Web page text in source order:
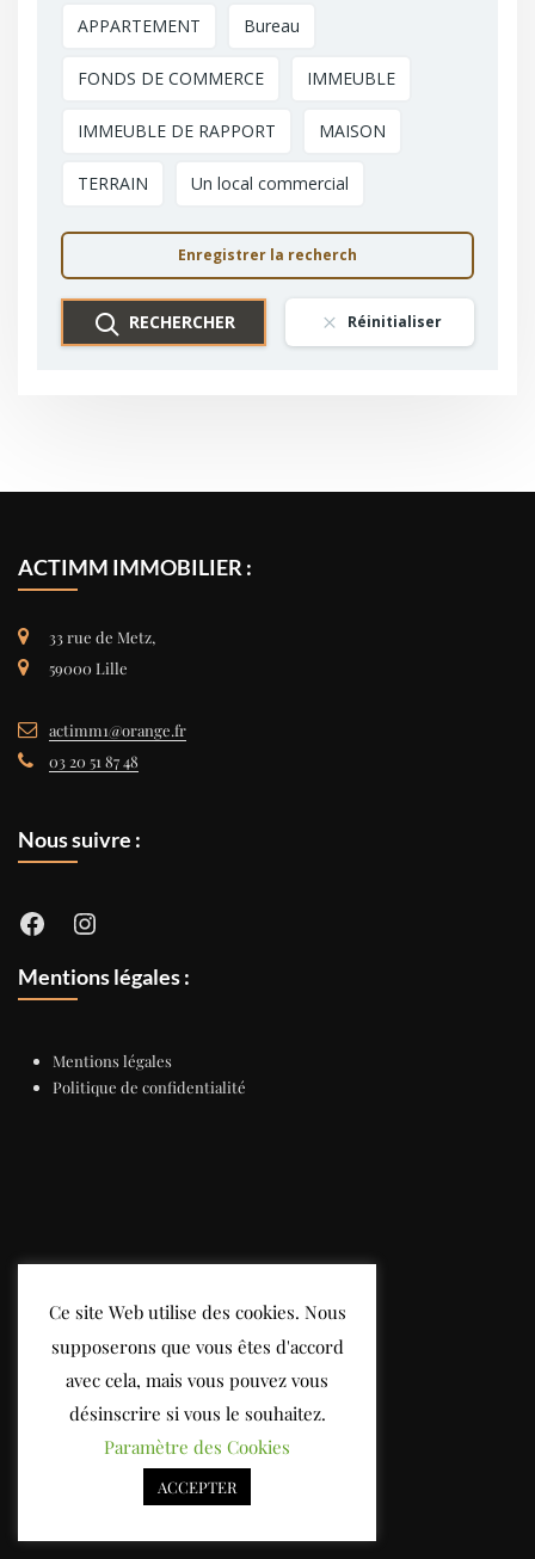
APPARTEMENT Bureau
FONDS DE COMMERCE IMMEUBLE
IMMEUBLE DE RAPPORT MAISON
TERRAIN Un local commercial
Enregistrer la recherch
RECHERCHER Réinitialiser
ACTIMM IMMOBILIER :
33 rue de Metz,
59000 Lille
actimm1@orange.fr
03 20 51 87 48
Nous suivre :
FacebookInstagram
Mentions légales :
Mentions légales
Politique de confidentialité
Ce site Web utilise des cookies. Nous
supposerons que vous êtes d'accord
avec cela, mais vous pouvez vous
désinscrire si vous le souhaitez.
Paramètre des Cookies
ACCEPTER